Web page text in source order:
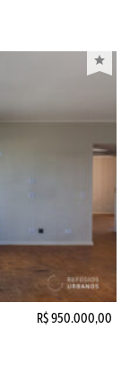
R$ 950.000,00